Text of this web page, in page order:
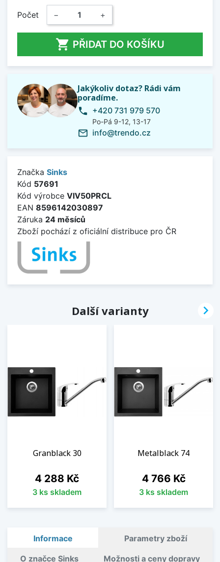
Počet − +
 PŘIDAT DO KOŠÍKU
Jakýkoliv dotaz? Rádi vám
poradíme.
phone +420 731 979 570
Po-Pá 9-12, 13-17
mail_outline info@trendo.cz
Značka Sinks
Kód 57691
Kód výrobce VIV50PRCL
EAN 8596142030897
Záruka 24 měsíců
Zboží pochází z oficiální distribuce pro ČR
Další varianty
Granblack 30
Cena
4 288 Kč
3 ks skladem
Metalblack 74
Cena
4 766 Kč
3 ks skladem

Informace Parametry zboží
O značce Sinks Možnosti a ceny dopravy